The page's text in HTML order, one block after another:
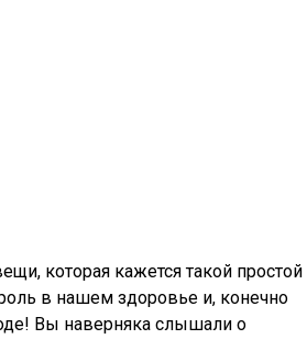
которая кажется такой простой
в нашем здоровье и, конечно
Вы наверняка слышали о